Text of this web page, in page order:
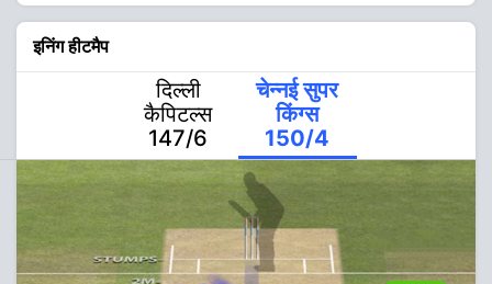
इनिंग हीटमैप
दिल्ली
कैपिटल्स
147/6
चेन्नई सुपर
किंग्स
150/4